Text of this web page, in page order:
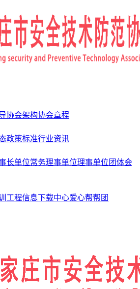
协会架构协会章程
政策标准行业资讯
长单位常务理事单位理事单位 团体会
工程信息下载中心爱心帮帮团